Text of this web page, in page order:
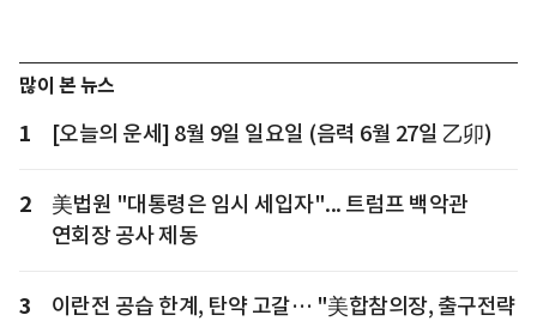
많이 본 뉴스
1 [오늘의 운세] 8월 9일 일요일 (음력 6월 27일 乙卯)
2
美법원 "대통령은 임시 세입자"... 트럼프 백악관
연회장 공사 제동
3
이란전 공습 한계, 탄약 고갈… "美합참의장, 출구전략